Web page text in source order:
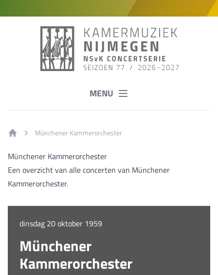
MENU
Münchener Kammerorchester
Münchener Kammerorchester
Een overzicht van alle concerten van Münchener
Kammerorchester.
dinsdag 20 oktober 1959
Münchener
Kammerorchester